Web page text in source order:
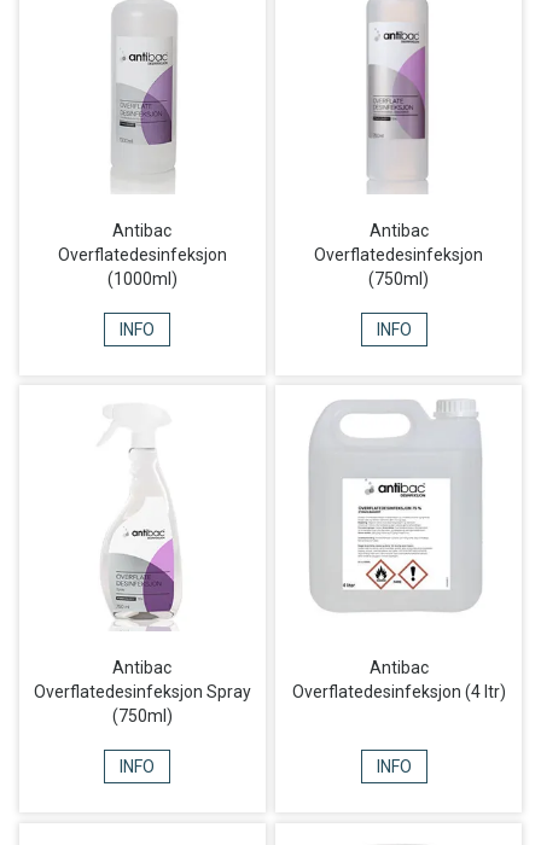
Antibac
Overflatedesinfeksjon
(1000ml)
INFO
Antibac
Overflatedesinfeksjon
(750ml)
INFO
Antibac
Overflatedesinfeksjon Spray
(750ml)
INFO
Antibac
Overflatedesinfeksjon (4 ltr)
INFO